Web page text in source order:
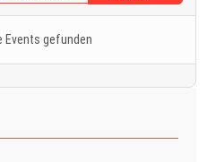
Events gefunden